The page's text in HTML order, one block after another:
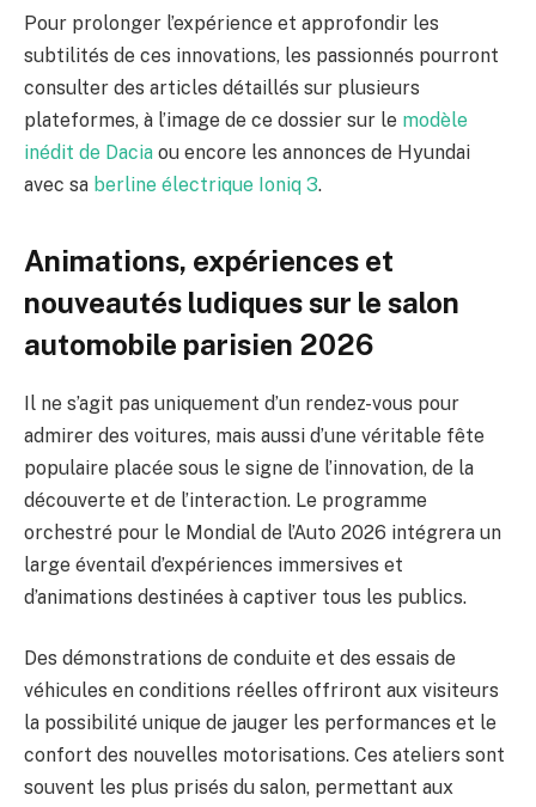
Pour prolonger l’expérience et approfondir les
subtilités de ces innovations, les passionnés pourront
consulter des articles détaillés sur plusieurs
plateformes, à l’image de ce dossier sur le modèle
inédit de Dacia ou encore les annonces de Hyundai
avec sa berline électrique Ioniq 3.
Animations, expériences et
nouveautés ludiques sur le salon
automobile parisien 2026
Il ne s’agit pas uniquement d’un rendez-vous pour
admirer des voitures, mais aussi d’une véritable fête
populaire placée sous le signe de l’innovation, de la
découverte et de l’interaction. Le programme
orchestré pour le Mondial de l’Auto 2026 intégrera un
large éventail d’expériences immersives et
d’animations destinées à captiver tous les publics.
Des démonstrations de conduite et des essais de
véhicules en conditions réelles offriront aux visiteurs
la possibilité unique de jauger les performances et le
confort des nouvelles motorisations. Ces ateliers sont
souvent les plus prisés du salon, permettant aux